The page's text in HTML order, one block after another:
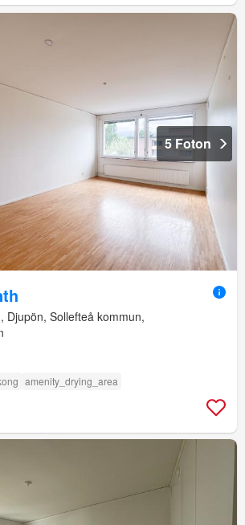
5 Foton
Djupön, Sollefteå kommun,
amenity_drying_area